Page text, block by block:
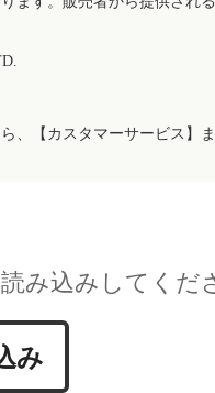
【カスタマーサービス】
み込みしてくだ
み